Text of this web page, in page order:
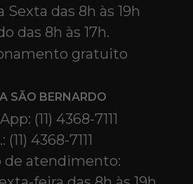
Sexta das 8h às 19h
das 8h às 17h.
gratuito
SÃO BERNARDO
(11) 4368-7111
(11) 4368-7111
de atendimento: